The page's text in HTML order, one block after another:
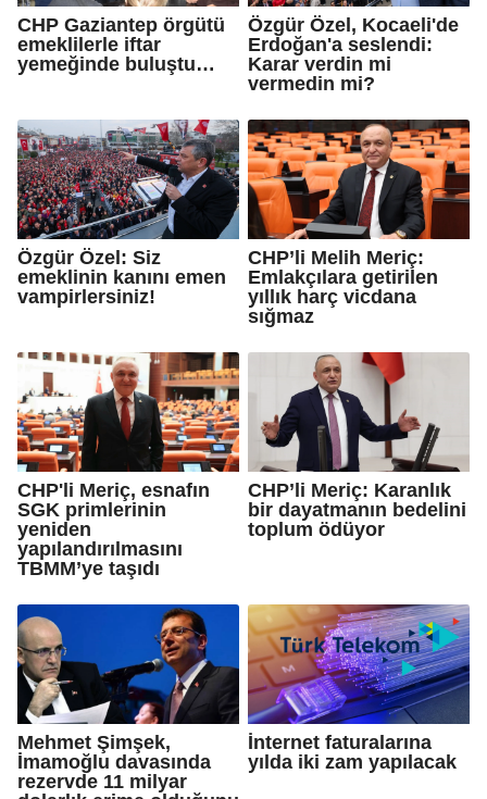
CHP Gaziantep örgütü
emeklilerle iftar
yemeğinde buluştu…
Özgür Özel, Kocaeli'de
Erdoğan'a seslendi:
Karar verdin mi
vermedin mi?
Özgür Özel: Siz
emeklinin kanını emen
vampirlersiniz!
CHP’li Melih Meriç:
Emlakçılara getirilen
yıllık harç vicdana
sığmaz
CHP'li Meriç, esnafın
SGK primlerinin
yeniden
yapılandırılmasını
TBMM’ye taşıdı
CHP’li Meriç: Karanlık
bir dayatmanın bedelini
toplum ödüyor
Mehmet Şimşek,
İmamoğlu davasında
rezervde 11 milyar
İnternet faturalarına
yılda iki zam yapılacak